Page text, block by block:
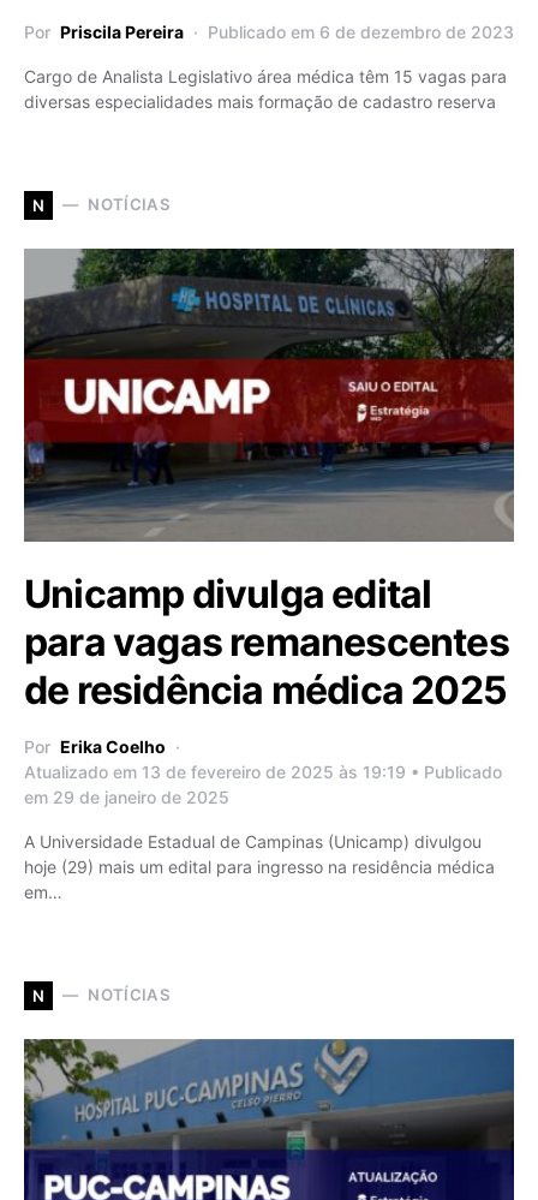
Por Priscila Pereira Publicado em 6 de dezembro de 2023
Cargo de Analista Legislativo área médica têm 15 vagas para
diversas especialidades mais formação de cadastro reserva
N NOTÍCIAS
Unicamp divulga edital
para vagas remanescentes
de residência médica 2025
Por Erika Coelho
Atualizado em 13 de fevereiro de 2025 às 19:19 • Publicado
em 29 de janeiro de 2025
A Universidade Estadual de Campinas (Unicamp) divulgou
hoje (29) mais um edital para ingresso na residência médica
em…
N NOTÍCIAS